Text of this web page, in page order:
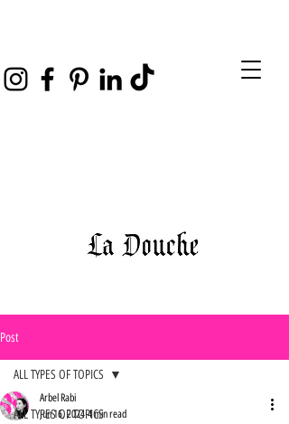
Post
ALL TYPES OF TOPICS
ALL TYPES OF TOPICS
Arbel Rabi
Jun 16, 2024 4 min read